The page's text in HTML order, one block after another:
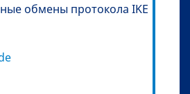
обмены протокола IKE